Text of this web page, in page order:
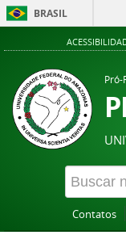
BRASIL
Pró-
Contatos